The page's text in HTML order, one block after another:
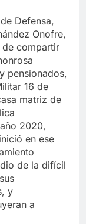
Defensa,
Onofre,
de compartir
pensionados,
16 de
matriz de
2020,
en ese
de la difícil
y
a